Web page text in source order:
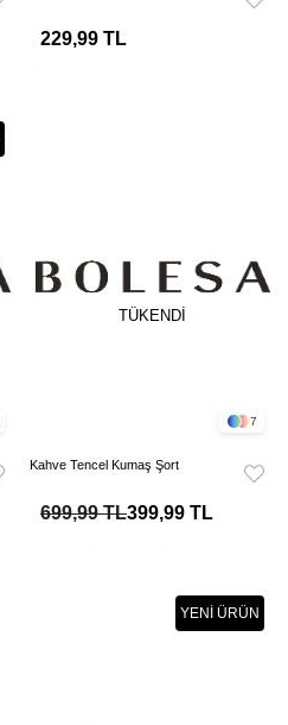
229,99 TL
TÜKENDI
7
Kahve Tencel Kumaş Şort
399,99 TL
699,99 TL
YENI ÜRÜN